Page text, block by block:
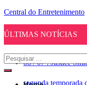
Central do Entretenimento
ÚLTIMAS NOTÍCIAS
08 / 07 : Justice
segunda